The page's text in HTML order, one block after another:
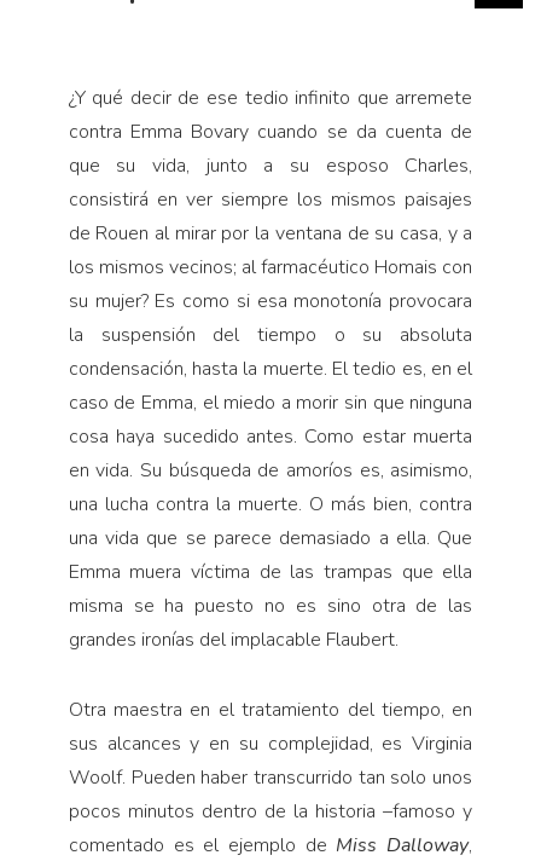
¿Y qué decir de ese tedio infinito que arremete
contra Emma Bovary cuando se da cuenta de
que su vida, junto a su esposo Charles,
consistirá en ver siempre los mismos paisajes
de Rouen al mirar por la ventana de su casa, y a
los mismos vecinos; al farmacéutico Homais con
su mujer? Es como si esa monotonía provocara
la suspensión del tiempo o su absoluta
condensación, hasta la muerte. El tedio es, en el
caso de Emma, el miedo a morir sin que ninguna
cosa haya sucedido antes. Como estar muerta
en vida. Su búsqueda de amoríos es, asimismo,
una lucha contra la muerte. O más bien, contra
una vida que se parece demasiado a ella. Que
Emma muera víctima de las trampas que ella
misma se ha puesto no es sino otra de las
grandes ironías del implacable Flaubert.
Otra maestra en el tratamiento del tiempo, en
sus alcances y en su complejidad, es Virginia
Woolf. Pueden haber transcurrido tan solo unos
pocos minutos dentro de la historia –famoso y
comentado es el ejemplo de Miss Dalloway,